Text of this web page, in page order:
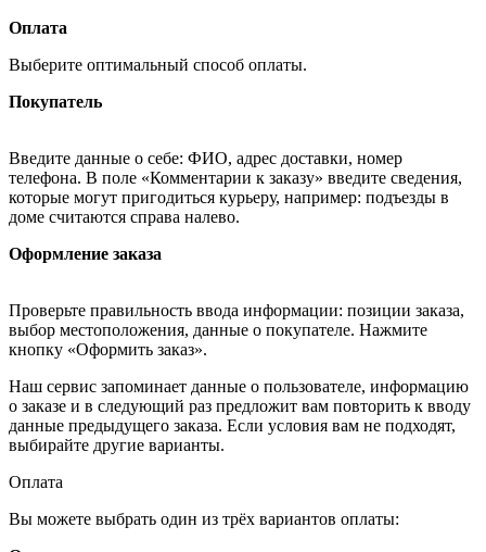
Оплата
Выберите оптимальный способ оплаты.
Покупатель
Введите данные о себе: ФИО, адрес доставки, номер
телефона. В поле «Комментарии к заказу» введите сведения,
которые могут пригодиться курьеру, например: подъезды в
доме считаются справа налево.
Оформление заказа
Проверьте правильность ввода информации: позиции заказа,
выбор местоположения, данные о покупателе. Нажмите
кнопку «Оформить заказ».
Наш сервис запоминает данные о пользователе, информацию
о заказе и в следующий раз предложит вам повторить к вводу
данные предыдущего заказа. Если условия вам не подходят,
выбирайте другие варианты.
Оплата
Вы можете выбрать один из трёх вариантов оплаты: